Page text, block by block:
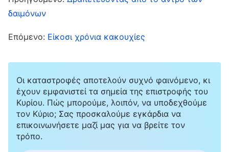
φοβάμαι μήπως με χτυπήσουν και με στείλουν
στη φυλακή. Σε παρακαλώ, δώσε μου πίστη.
μου για Σένα». Μετά την προσευχή μου,
θυμήθηκα έναν ύμνο με τα λόγια του Θεού:
1Όταν οι άνθρωποι υποβάλλονται σε
δοκιμασίες, είναι φυσιολογικό να είναι
αδύναμοι, ή να έχουν αρνητικότητα μέσα
δαιμόνων
Επόμενο: Είκοσι χρόνια κακουχίες
Οι καταστροφές αποτελούν συχνό φαινόμενο, κι
έχουν εμφανιστεί τα σημεία της επιστροφής του
Κυρίου. Πώς μπορούμε, λοιπόν, να υποδεχθούμε
τον Κύριο; Σας προσκαλούμε εγκάρδια να
επικοινωνήσετε μαζί μας για να βρείτε τον
τρόπο.